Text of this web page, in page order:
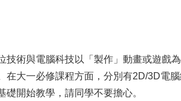
術與電腦科技以「製作」動畫或遊戲為
在大一必修課程方面，分別有2D/3D電
開始教學，請同學不要擔心。